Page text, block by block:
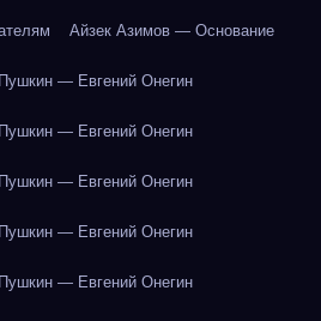
Айзек Азимов — Основание
— Евгений Онегин
— Евгений Онегин
— Евгений Онегин
— Евгений Онегин
— Евгений Онегин